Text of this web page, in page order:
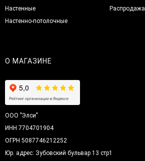
Настенные
Настенно-потолочные
Распродажа
О МАГАЗИНЕ
ООО "Элси"
ИНН 7704701904
ОГРН 5087746212252
Юр. адрес: Зубовский бульвар 13 стр1